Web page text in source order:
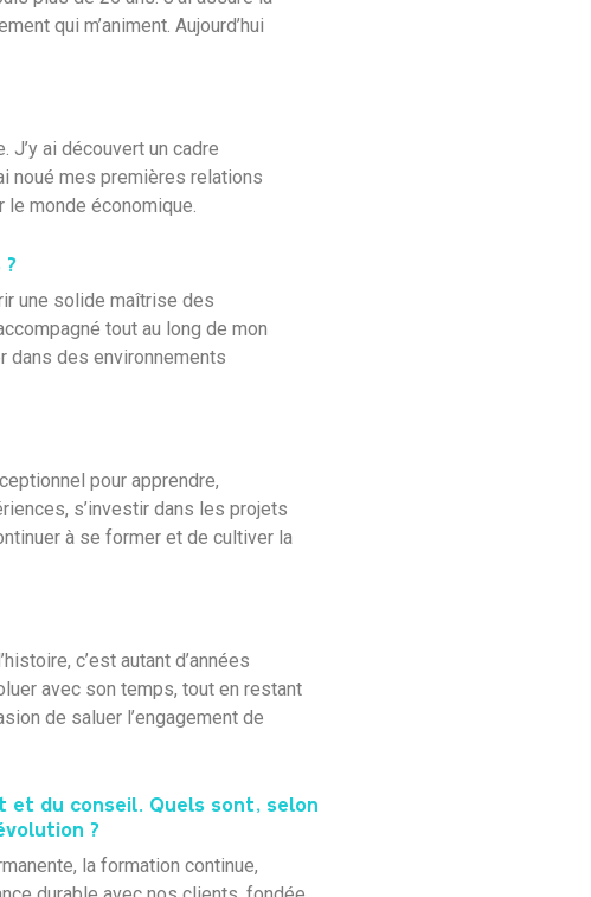
qui m’animent. Aujourd’hui
J’y ai découvert un cadre
noué mes premières relations
le monde économique.
?
une solide maîtrise des
tout au long de mon
dans des environnements
pour apprendre,
s’investir dans les projets
à se former et de cultiver la
c’est autant d’années
avec son temps, tout en restant
de saluer l’engagement de
et du conseil. Quels sont, selon
?
la formation continue,